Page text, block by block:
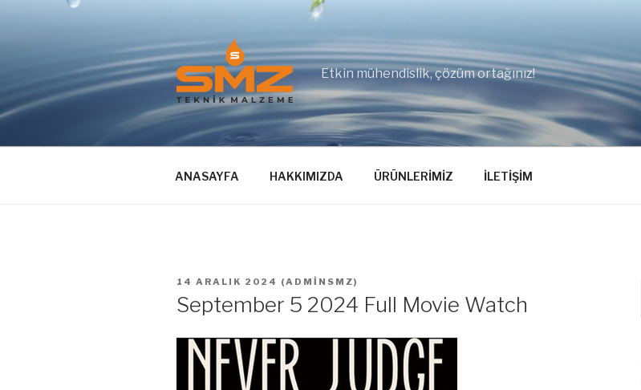
Etkin mühendislik, çözüm ortağınız!
ANASAYFA HAKKIMIZDA ÜRÜNLERİMİZ İLETİŞİM
YAYIM
14 ARALIK 2024 (ADMINSMZ)
September 5 2024 Full Movie Watch